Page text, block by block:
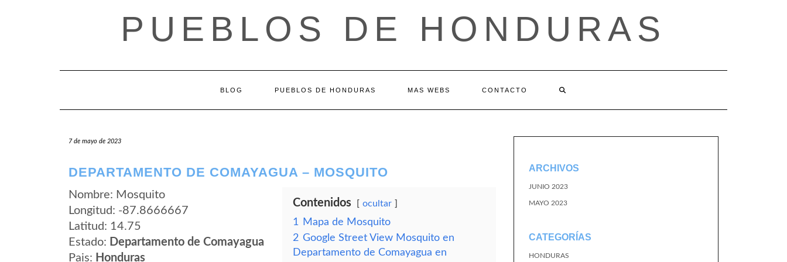
PUEBLOS DE HONDURAS
BLOG PUEBLOS DE HONDURAS MAS WEBS CONTACTO
7 de mayo de 2023
DEPARTAMENTO DE COMAYAGUA – MOSQUITO
Nombre: Mosquito
Longitud: -87.8666667
Latitud: 14.75
Estado: Departamento de Comayagua
Pais: Honduras
Contenidos ocultar
1
Mapa de Mosquito
2 Google Street View Mosquito en
Departamento de Comayagua en
ARCHIVOS
JUNIO 2023
MAYO 2023
CATEGORÍAS
HONDURAS